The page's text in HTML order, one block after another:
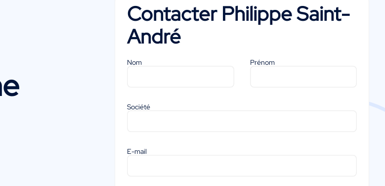
Contacter Philippe Saint-
André
Nom Prénom
Société
E-mail